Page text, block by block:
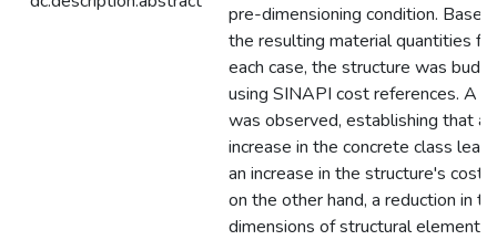
pre-dimensioning condition. Based
the resulting material quantities for
each case, the structure was
using SINAPI cost references. A
was observed, establishing that an
increase in the concrete class
an increase in the structure's cost,
on the other hand, a reduction in
dimensions of structural elements